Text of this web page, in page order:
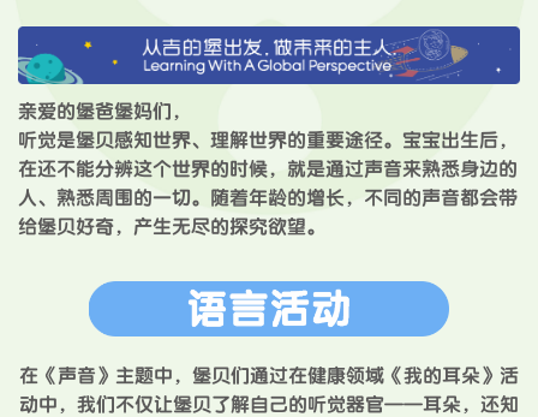
亲爱的堡爸堡妈们，
听觉是堡贝感知世界、理解世界的重要途径。宝宝出生后，
在还不能分辨这个世界的时候，就是通过声音来熟悉身边的
人、熟悉周围的一切。随着年龄的增长，不同的声音都会带
给堡贝好奇，产生无尽的探究欲望。
在《声音》主题中，堡贝们通过在健康领域《我的耳朵》活
动中，我们不仅让堡贝了解自己的听觉器官——耳朵，还知